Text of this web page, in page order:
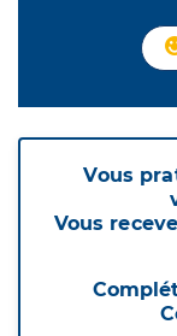
Vous
Vous